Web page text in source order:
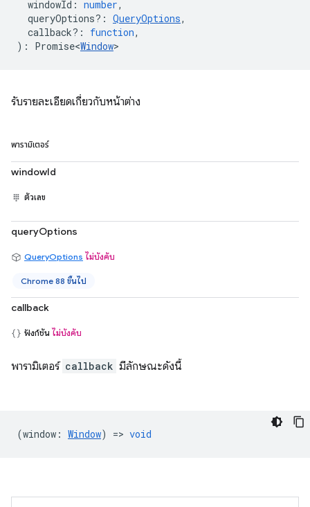
windowId : number,
queryOptions? : QueryOptions,
callback? : function,
) : Promise<Window>
รับรายละเอียดเกี่ยวกับหน้าต่าง
พารามิเตอร์
windowId
ตัวเลข
queryOptions
QueryOptions ไม่บังคับ
Chrome 88 ขึ้นไป
callback
ฟังก์ชัน ไม่บังคับ
พารามิเตอร์ callback มีลักษณะดังนี้
(window : Window) => void